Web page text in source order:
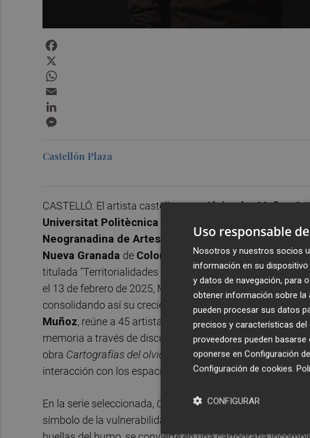
Castellón Plaza
CASTELLÓ. El artista castellonenseAlejandro Mañas
Universitat Politècnica de València (UPV)
Neogranadina de Artes Plásticas, organizada por la
Nueva Granada de Colombia en su sede deCajicá. En
titulada "Territorialidades y memoria" fue inaugurada el
el 13 de febrero de 2025, Mañas ha recibido una de las
consolidando así su creciente reconocimiento
Muñoz, reúne a 45 artistas colombianos e
memoria a través de discursos plásticos y conceptuales.
obra Cartografías del olvido
, 2024, una serie que invita
interacción con los espacios físicos y emocionales.
En la serie seleccionada, Cartografías del olvido
, Mañas
símbolo de la vulnerabilidad del territorio y la memoria.
Uso responsable
Nosotros y nuestros socios
información en su
y datos de navegación, para
obtener información sobre la
pueden procesar sus datos
precisos y características
proveedores pueden
oponerse en Configuración
Configuración de cookies.
CONFIGURAR